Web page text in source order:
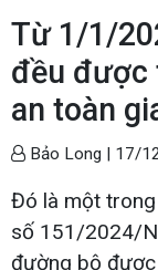
Từ 1/1/
đều được
an toàn
Bảo Long | 17/
Đó là một
số 151/2024/
đường bộ được